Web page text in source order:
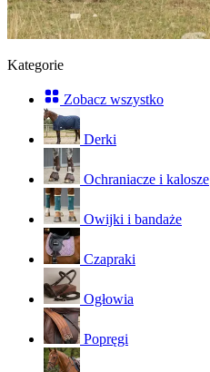
Kategorie
Zobacz wszystko
Derki
Ochraniacze i kalosze
Owijki i bandaże
Czapraki
Ogłowia
Popręgi